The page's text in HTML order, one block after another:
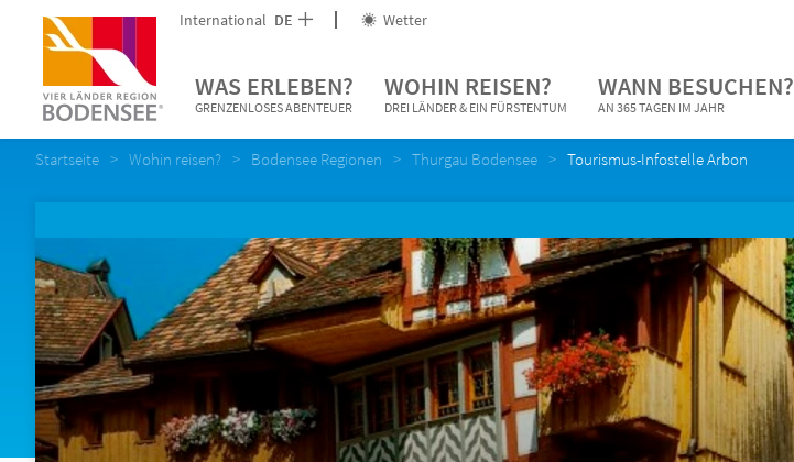
International DE Wetter
WAS ERLEBEN?
GRENZENLOSES ABENTEUER
WOHIN REISEN?
DREI LÄNDER & EIN FÜRSTENTUM
WANN BESUCHEN?
AN 365 TAGEN IM JAHR
Startseite Wohin reisen? Bodensee Regionen Thurgau Bodensee Tourismus-Infostelle Arbon